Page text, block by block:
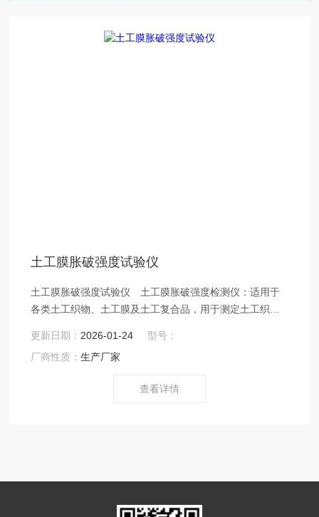
土工膜胀破强度试验仪
土工膜胀破强度试验仪 土工膜胀破强度检测仪：适用于
各类土工织物、土工膜及土工复合品，用于测定土工织物
要求。
更新日期： 2026-01-24
型号：
厂商性质：生产厂家
查看详情